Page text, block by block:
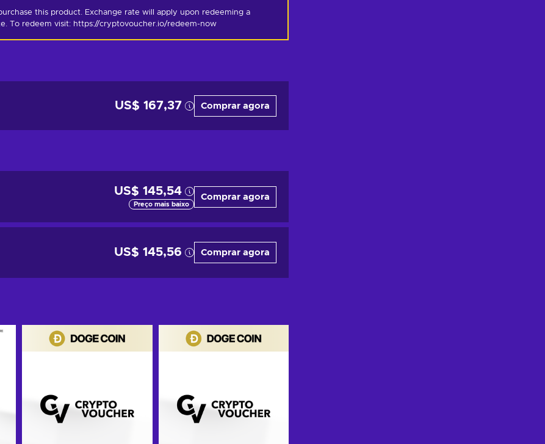
this product. Exchange rate will apply upon redeeming a
To redeem visit: https://cryptovoucher.io/redeem-now
US$ 167,37 Comprar agora
US$ 145,54
Preço mais baixo
Comprar agora
US$ 145,56 Comprar agora